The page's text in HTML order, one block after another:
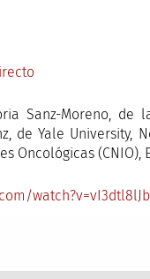
Sanz-Moreno, de
de Yale University,
Oncológicas (CNIO),